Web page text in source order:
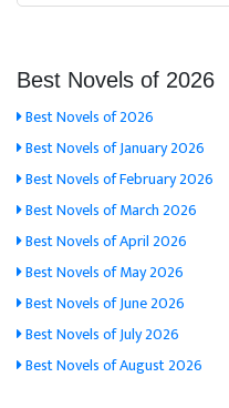
Best Novels of 2026
Best Novels of 2026
Best Novels of January 2026
Best Novels of February 2026
Best Novels of March 2026
Best Novels of April 2026
Best Novels of May 2026
Best Novels of June 2026
Best Novels of July 2026
Best Novels of August 2026